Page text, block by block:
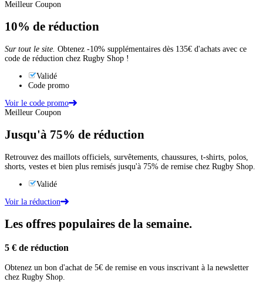
Meilleur Coupon
10% de réduction
Sur tout le site. Obtenez -10% supplémentaires dès 135€ d'achats avec ce
code de réduction chez Rugby Shop !
Validé
Code promo
Voir le code promo
Meilleur Coupon
Jusqu'à 75% de réduction
Retrouvez des maillots officiels, survêtements, chaussures, t-shirts, polos,
shorts, vestes et bien plus remisés jusqu'à 75% de remise chez Rugby Shop.
Validé
Voir la réduction
Les offres populaires de la semaine.
5 € de réduction
Obtenez un bon d'achat de 5€ de remise en vous inscrivant à la newsletter
chez Rugby Shop.